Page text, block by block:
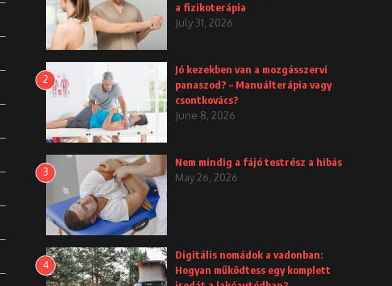
a fizikoterápia
July 31, 2026
2
Jó kezekben van a mozgásszervi
panaszod? – Manuálterápia vagy
csontkovács?
June 8, 2026
3
Nem mindig a fájó testrész a hibás
May 26, 2026
4
Digitális nomádok a vadonban:
Hogyan működtess egy komplett